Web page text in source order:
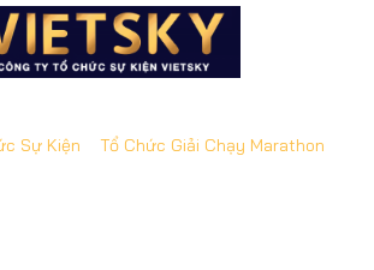
Sự Kiện Tổ Chức Giải Chạy Marathon